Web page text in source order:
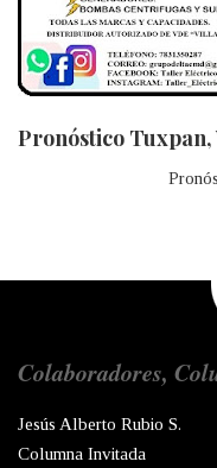
Pronóstico Tuxpan,
Colaboradores,
Jesús Alberto Rubio S.
Columna Invitada